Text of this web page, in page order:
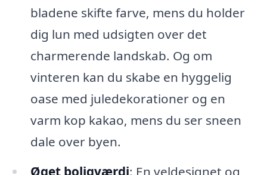
bladene skifte farve, mens du holder
dig lun med udsigten over det
charmerende landskab. Og om
vinteren kan du skabe en hyggelig
oase med juledekorationer og en
varm kop kakao, mens du ser sneen
dale over byen.
Øget boligværdi: En veldesignet og